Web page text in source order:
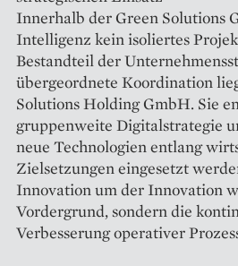
Innerhalb der Green Solutions
Intelligenz kein isoliertes
Bestandteil der
übergeordnete Koordination
Solutions Holding GmbH. Sie
gruppenweite Digitalstrategie
neue Technologien entlang
Zielsetzungen eingesetzt
Innovation um der Innovation
Vordergrund, sondern die
Verbesserung operativer